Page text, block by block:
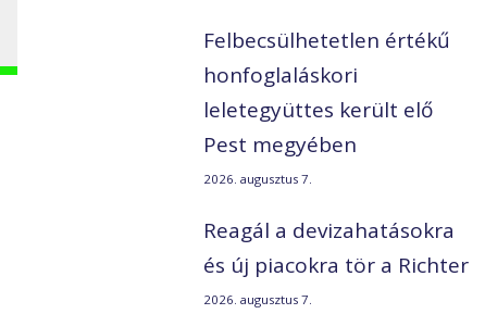
Felbecsülhetetlen értékű
honfoglaláskori
leletegyüttes került elő
Pest megyében
2026. augusztus 7.
Reagál a devizahatásokra
és új piacokra tör a Richter
2026. augusztus 7.